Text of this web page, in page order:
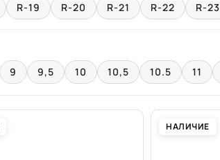
R-19 R-20 R-21 R-22 R-23
9 9,5 10 10,5 10.5 11
НАЛИЧИЕ